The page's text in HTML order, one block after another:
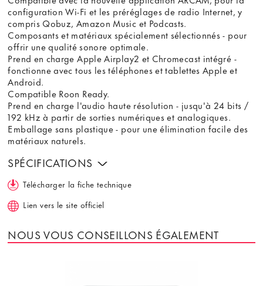
configuration Wi-Fi et les préréglages de radio Internet, y
compris Qobuz, Amazon Music et Podcasts.
Composants et matériaux spécialement sélectionnés - pour
offrir une qualité sonore optimale.
Prend en charge Apple Airplay2 et Chromecast intégré -
fonctionne avec tous les téléphones et tablettes Apple et
Android.
Compatible Roon Ready.
Prend en charge l'audio haute résolution - jusqu'à 24 bits /
192 kHz à partir de sorties numériques et analogiques.
Emballage sans plastique - pour une élimination facile des
matériaux naturels.
SPÉCIFICATIONS
Télécharger la fiche technique
Lien vers le site officiel
NOUS VOUS CONSEILLONS ÉGALEMENT